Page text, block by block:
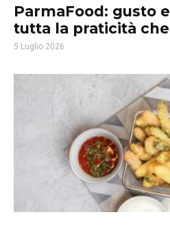
ParmaFood: gusto
tutta la praticità
5 Luglio 2026